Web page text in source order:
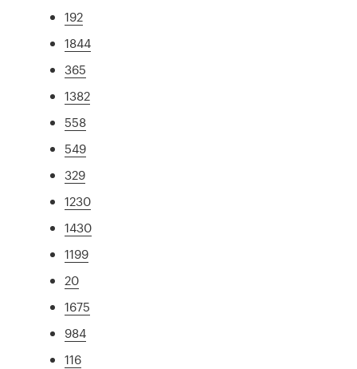
192
1844
365
1382
558
549
329
1230
1430
1199
20
1675
984
116